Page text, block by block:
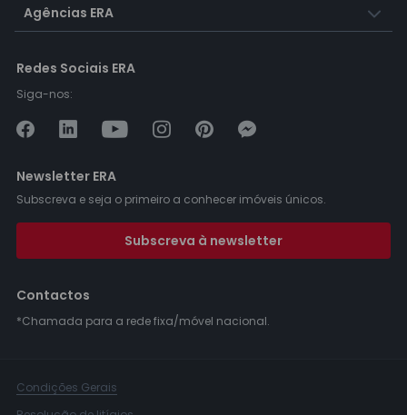
Agências ERA
Redes Sociais ERA
Siga-nos:
Newsletter ERA
Subscreva e seja o primeiro a conhecer imóveis únicos.
Subscreva à newsletter
Contactos
*Chamada para a rede fixa/móvel nacional.
Condições Gerais